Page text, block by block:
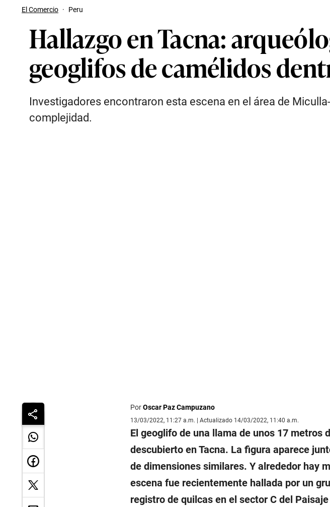
El Comercio · Peru
Hallazgo en Tacna:
geoglifos de camélidos
Investigadores encontraron esta escena en el área de
complejidad.
PorOscar Paz Campuzano
13/03/2022, 11:27 a.m. | Actualizado 14/03/2022, 11:40 a.m.
El geoglifo de una llama de unos 17 metros
descubierto en Tacna. La figura aparece
de dimensiones similares. Y alrededor hay
escena fue recientemente hallada por un
registro de quilcas en el sector C del